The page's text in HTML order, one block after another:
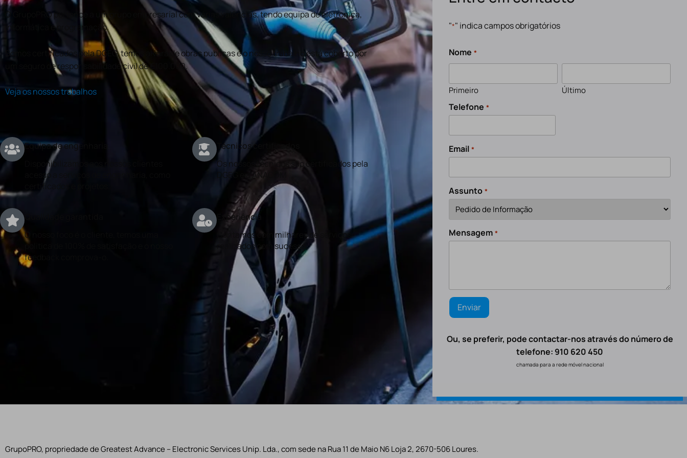
O GrupoPRO pertence a um grupo empresarial com várias valências, tendo equipa de eletronica,
informática e programação.
Somos certificados pela DGEG, temos alvará de obras publicas e o nosso trabalho está coberto por
um seguro de responsabilidade civil de €100.000.
Veja os nossos trabalhos
Equipa de engenharia
Disponibilizamos aos nossos clientes
acesso a serviços de engenharia, como
certificados e projetos.
Técnicos certificados
Os nossos técnicos são certificados pela
DGEG e a ANACOM
O nosso foco é o cliente, temos uma
politica de 100% de satisfação e o nosso
feedback comprova-o.
Experiência
Contamos com milhares de serviços
realizados com sucesso.
"*" indica campos obrigatórios
Nome *
Primeiro Último
Telefone *
Email *
Assunto *
Mensagem *
Ou, se preferir, pode contactar-nos através do número de
telefone: 910 620 450
chamada para a rede móvel nacional
GrupoPRO, propriedade de Greatest Advance – Electronic Services Unip. Lda., com sede na Rua 11 de Maio N6 Loja 2, 2670-506 Loures.